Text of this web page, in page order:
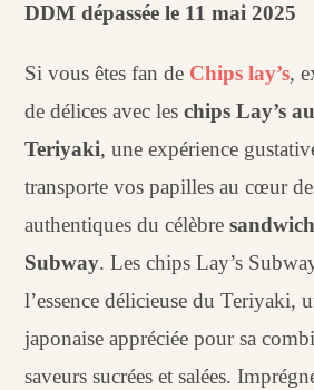
DDM dépassée le 11 mai 2025
Si vous êtes fan de Chips lay’s,
de délices avec leschips Lay’s
Teriyaki, une expérience
transporte vos papilles au cœur
authentiques du célèbre
Subway. Les chips Lay’s
l’essence délicieuse du Teriyaki,
japonaise appréciée pour sa
saveurs sucrées et salées.